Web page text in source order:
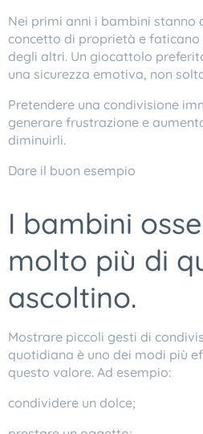
Nei primi anni i bambini stanno
concetto di proprietà e faticano
degli altri. Un giocattolo
una sicurezza emotiva, non
Pretendere una condivisione
generare frustrazione e
diminuirli.
Dare il buon esempio
I bambini
molto più di
ascoltino.
Mostrare piccoli gesti di
quotidiana è uno dei modi più
questo valore. Ad esempio:
condividere un dolce;